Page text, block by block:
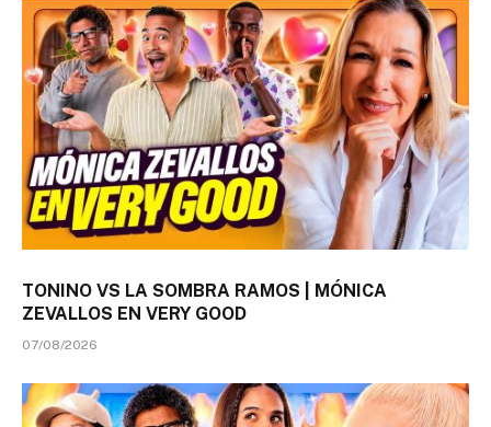
TONINO VS LA SOMBRA RAMOS | MÓNICA
ZEVALLOS EN VERY GOOD
07/08/2026